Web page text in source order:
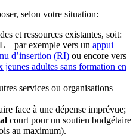
selon votre situation:
et ressources existantes, soit:
– par exemple vers un appui
d’insertion (RI) ou encore vers
jeunes adultes sans formation en
services ou organisations
face à une dépense imprévue;
court pour un soutien budgétaire
au maximum).